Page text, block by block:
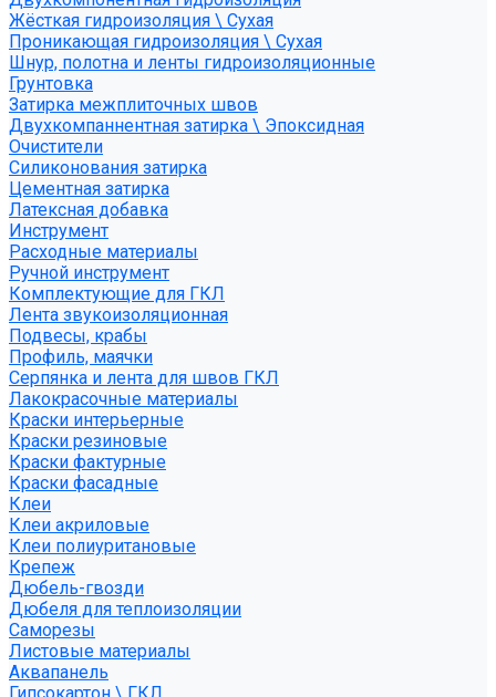
Жёсткая гидроизоляция \ Сухая
Проникающая гидроизоляция \ Сухая
Шнур, полотна и ленты гидроизоляционные
Грунтовка
Затирка межплиточных швов
Двухкомпаннентная затирка \ Эпоксидная
Очистители
Силиконования затирка
Цементная затирка
Латексная добавка
Инструмент
Расходные материалы
Ручной инструмент
Комплектующие для ГКЛ
Лента звукоизоляционная
Подвесы, крабы
Профиль, маячки
Серпянка и лента для швов ГКЛ
Лакокрасочные материалы
Краски интерьерные
Краски резиновые
Краски фактурные
Краски фасадные
Клеи
Клеи акриловые
Клеи полиуритановые
Крепеж
Дюбель-гвозди
Дюбеля для теплоизоляции
Саморезы
Листовые материалы
Аквапанель